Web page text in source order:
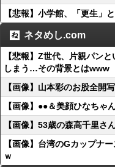
【悲報】小学館、「更生」
ネタめし.com
【悲報】Z世代、片親パン
しまう…その背景とはwww
【画像】山本彩のお股全開
【画像】●●＆美顔ひなち
【画像】53歳の森高千里さ
【画像】台湾のGカップナ
ｗ